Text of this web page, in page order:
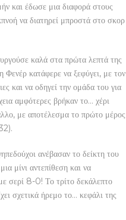
και έδωσε μια διαφορά στους
να διατηρεί μπροστά στο σκορ
καλά στα πρώτα λεπτά της
Φενέρ κατάφερε να ξεφύγει, με τον
και να οδηγεί την ομάδα του για
αμφότερες βρήκαν το… χέρι
με αποτέλεσμα το πρώτο μέρος
ανέβασαν το δείκτη του
μίνι αντεπίθεση και να
σερί 8-0! Το τρίτο δεκάλεπτο
σχετικά ήρεμο το… κεφάλι της